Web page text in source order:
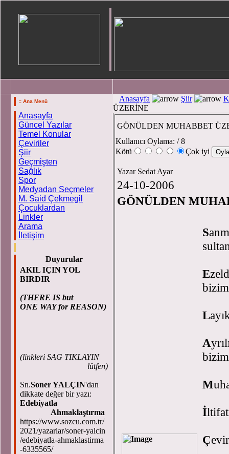
:: Ana Menü
Anasayfa
Güncel Yazılar
Temel Konular
Çeviriler
Şiir
Geçmişten
Sağlık
Spor
Medyadan Seçmeler
M. Said Çekmegil
Çocuklardan
Linkler
Arama
İletişim
Duyurular
AKIL IÇIN YOL
BIRDIR
(THERE IS but
ONE WAY for REASON)
(linkleri SAG TIKLAYIN
lütfen)
Sn.Soner YALÇIN'dan
dikkate değer bir yazı:
Edebiyatla
Ahmaklaştırma
https://www.sozcu.com.tr/
2021/yazarlar/soner-yalcin
/edebiyatla-ahmaklastirma
-6335565/
Anasayfa Şiir
ÜZERİNE
GÖNÜLDEN MUHABBET
Kullanıcı Oylama: / 8
Kötü
Çok iyi
Yazar Sedat Ayar
24-10-2006
GÖNÜLDEN
S
E
bizim
L
A
M
İ
Ç